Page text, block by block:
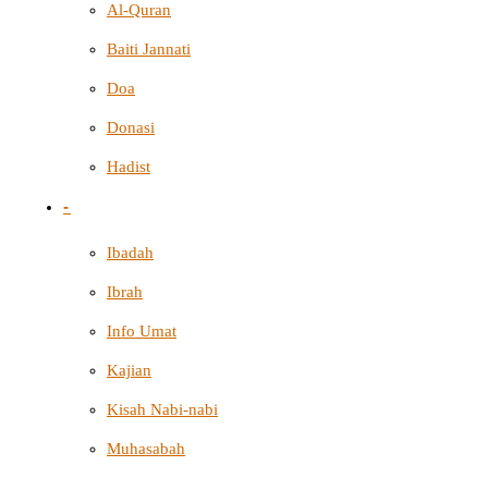
Al-Quran
Baiti Jannati
Doa
Donasi
Hadist
-
Ibadah
Ibrah
Info Umat
Kajian
Kisah Nabi-nabi
Muhasabah